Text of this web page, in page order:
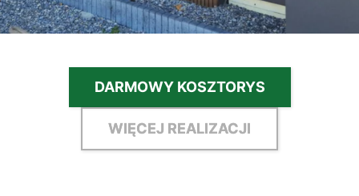
DARMOWY KOSZTORYS
WIĘCEJ REALIZACJI